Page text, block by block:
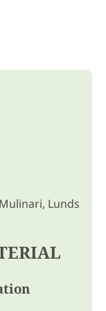
Lunds